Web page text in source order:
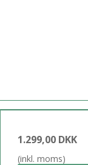
1.299,00 DKK
(inkl. moms)